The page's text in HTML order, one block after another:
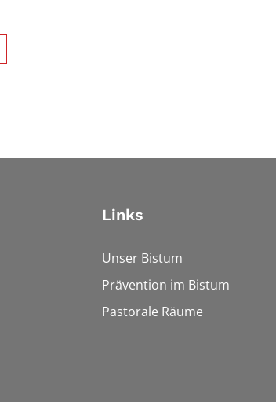
Links
Unser Bistum
Prävention im Bistum
Pastorale Räume